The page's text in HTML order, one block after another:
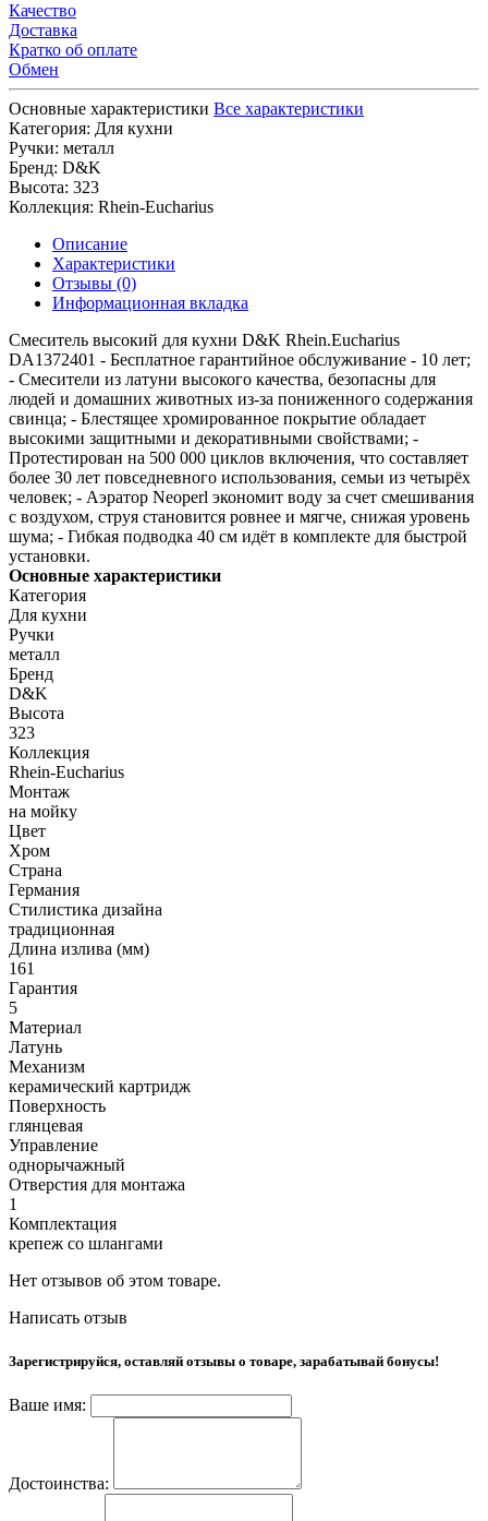
Качество
Доставка
Кратко об оплате
Обмен
Основные характеристики Все характеристики
Категория: Для кухни
Ручки: металл
Бренд: D&K
Высота: 323
Коллекция: Rhein-Eucharius
Описание
Характеристики
Отзывы (0)
Информационная вкладка
Смеситель высокий для кухни D&K Rhein.Eucharius
DA1372401 - Бесплатное гарантийное обслуживание - 10 лет;
- Смесители из латуни высокого качества, безопасны для
людей и домашних животных из-за пониженного содержания
свинца; - Блестящее хромированное покрытие обладает
высокими защитными и декоративными свойствами; -
Протестирован на 500 000 циклов включения, что составляет
более 30 лет повседневного использования, семьи из четырёх
человек; - Аэратор Neoperl экономит воду за счет смешивания
с воздухом, струя становится ровнее и мягче, снижая уровень
шума; - Гибкая подводка 40 см идёт в комплекте для быстрой
установки.
Основные характеристики
Категория
Для кухни
Ручки
металл
Бренд
D&K
Высота
323
Коллекция
Rhein-Eucharius
Монтаж
на мойку
Цвет
Хром
Страна
Германия
Стилистика дизайна
традиционная
Длина излива (мм)
161
Гарантия
5
Материал
Латунь
Механизм
керамический картридж
Поверхность
глянцевая
Управление
однорычажный
Отверстия для монтажа
1
Комплектация
крепеж со шлангами
Нет отзывов об этом товаре.
Написать отзыв
Зарегистрируйся, оставляй отзывы о товаре, зарабатывай бонусы!
Ваше имя:
Достоинства: